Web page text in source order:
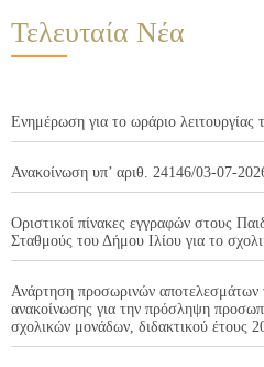
Τελευταία Νέα
Ενημέρωση για το ωράριο
Ανακοίνωση υπ’ αριθ. 24146/03-07-
Οριστικοί πίνακες εγγραφών στους
Σταθμούς του Δήμου Ιλίου για το
Ανάρτηση προσωρινών αποτελεσμάτων
ανακοίνωσης για την πρόσληψη
σχολικών μονάδων, διδακτικού έτους